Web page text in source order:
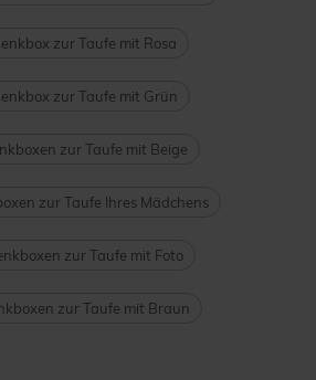
zur Taufe mit Rosa
zur Taufe mit Grün
zur Taufe mit Beige
zur Taufe Ihres Mädchens
zur Taufe mit Foto
zur Taufe mit Braun